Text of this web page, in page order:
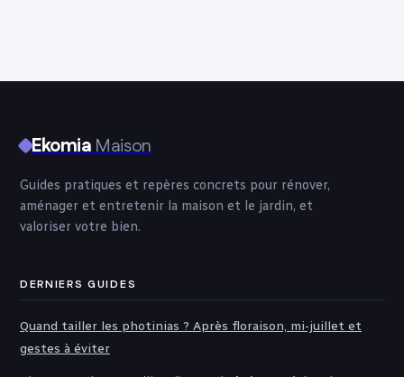
patrimoine
EkomiaMaison
Guides pratiques et repères concrets pour rénover,
aménager et entretenir la maison et le jardin, et
valoriser votre bien.
DERNIERS GUIDES
Quand tailler les photinias ? Après floraison, mi-juillet et
gestes à éviter